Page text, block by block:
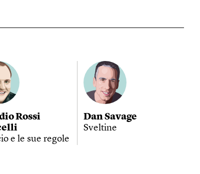
Rossi
e le sue regole
Dan Savage
Sveltine